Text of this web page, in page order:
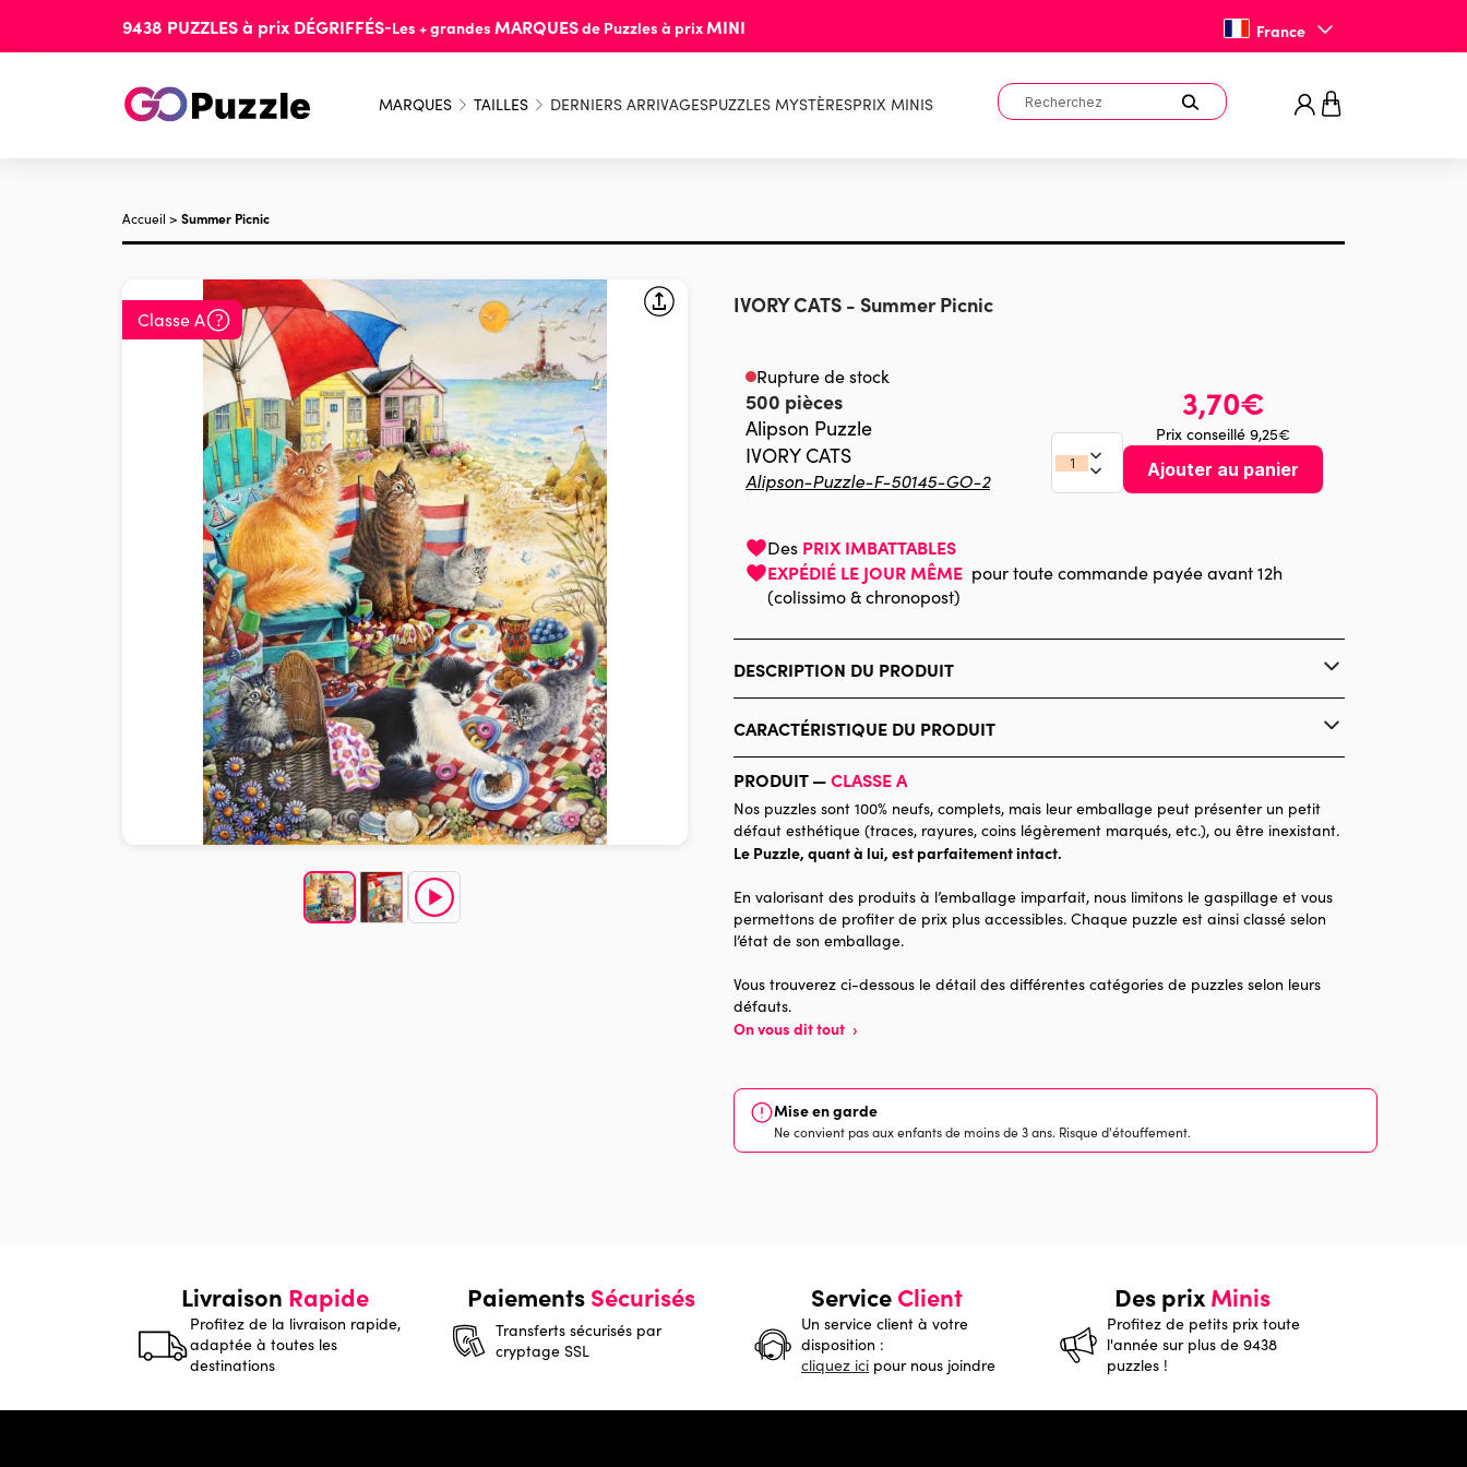
9438 PUZZLESà prix DÉGRIFFÉS-Les + grandes MARQUESde Puzzles à prix MINI France
MARQUES TAILLES DERNIERS ARRIVAGESPUZZLES MYSTÈRESPRIX MINIS
Accueil > Summer Picnic
Classe A
IVORY CATS - Summer Picnic
Rupture de stock
500 pièces
Alipson Puzzle
IVORY CATS
Alipson-Puzzle-F-50145-GO-2
3,70€
Prix conseillé 9,25€
Ajouter au panier
Des PRIX IMBATTABLES
EXPÉDIÉ LE JOUR MÊME pour toute commande payée avant 12h
(colissimo & chronopost)
DESCRIPTION DU PRODUIT
IVORY CATS™ © Lesley Anne Ivory 2023
CARACTÉRISTIQUE DU PRODUIT
Marque
Alipson Puzzle
Catégorie
Age
Puzzle pour Adultes (500 à 48.000 pièces)
Provenance
Nombre de pièces
500 pièces
Dimensions
PRODUIT —CLASSE A
Nos puzzles sont 100% neufs, complets, mais leur emballage peut présenter un petit
défaut esthétique (traces, rayures, coins légèrement marqués, etc.), ou être inexistant.
Le Puzzle, quant à lui, est parfaitement intact.
En valorisant des produits à l’emballage imparfait, nous limitons le gaspillage et vous
permettons de profiter de prix plus accessibles. Chaque puzzle est ainsi classé selon
l’état de son emballage.
Vous trouverez ci-dessous le détail des différentes catégories de puzzles selon leurs
défauts.
On vous dit tout ›
Mise en garde
Ne convient pas aux enfants de moins de 3 ans. Risque d'étouffement.
Livraison Rapide
Profitez de la livraison rapide,
adaptée à toutes les
destinations
PaiementsSécurisés
Transferts sécurisés par
cryptage SSL
ServiceClient
Un service client à votre
disposition :
cliquez ici pour nous joindre
Des prixMinis
Profitez de petits prix toute
l'année sur plus de 9438
puzzles !